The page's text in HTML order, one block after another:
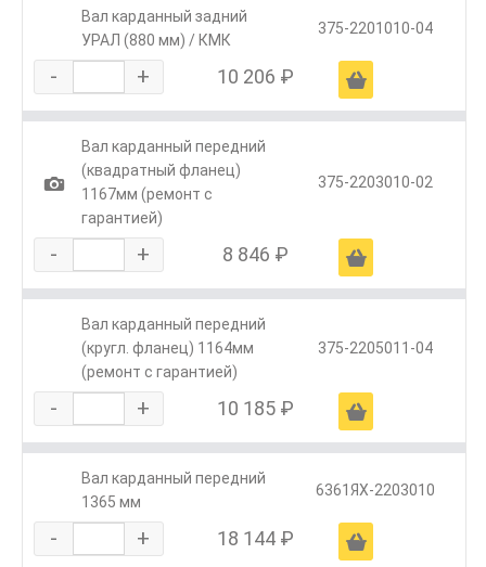
Вал карданный задний
УРАЛ (880 мм) / КМК
375-2201010-04
- + 10 206 ₽ Ä
1
Вал карданный передний
(квадратный фланец)
1167мм (ремонт с
гарантией)
375-2203010-02
- + 8 846 ₽ Ä
Вал карданный передний
(кругл. фланец) 1164мм
(ремонт с гарантией)
375-2205011-04
- + 10 185 ₽ Ä
Вал карданный передний
1365 мм
6361ЯX-2203010
- + 18 144 ₽ Ä